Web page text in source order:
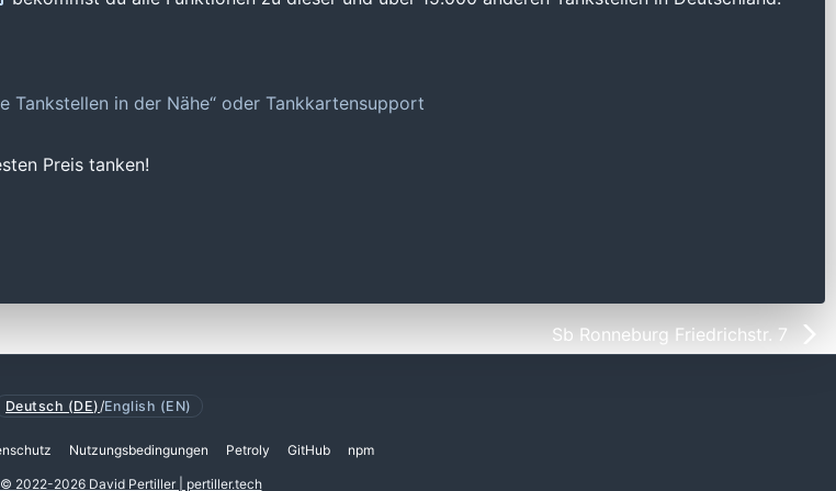
Tankstellen in der Nähe“ oder Tankkartensupport
Preis tanken!
Sb Ronneburg Friedrichstr. 7
Deutsch (DE) /English (EN)
Nutzungsbedingungen Petroly GitHub npm
2022-2026 David Pertiller | pertiller.tech